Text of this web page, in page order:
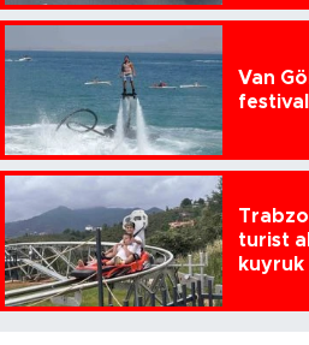
Van
festival
turist